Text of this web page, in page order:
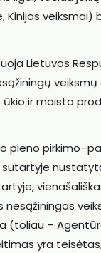
veiksmai)
Lietuvos
ir maisto
pieno
sutartyje
(toliau –
yra